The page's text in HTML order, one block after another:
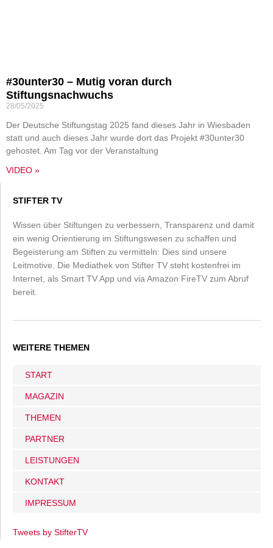
#30unter30 – Mutig voran durch
Stiftungsnachwuchs
28/05/2025
Der Deutsche Stiftungstag 2025 fand dieses Jahr in Wiesbaden
statt und auch dieses Jahr wurde dort das Projekt #30unter30
gehostet. Am Tag vor der Veranstaltung
VIDEO »
STIFTER TV
Wissen über Stiftungen zu verbessern, Transparenz und damit
ein wenig Orientierung im Stiftungswesen zu schaffen und
Begeisterung am Stiften zu vermitteln: Dies sind unsere
Leitmotive. Die Mediathek von Stifter TV steht kostenfrei im
Internet, als Smart TV App und via Amazon FireTV zum Abruf
bereit.
WEITERE THEMEN
START
MAGAZIN
THEMEN
PARTNER
LEISTUNGEN
KONTAKT
IMPRESSUM
Tweets by StifterTV